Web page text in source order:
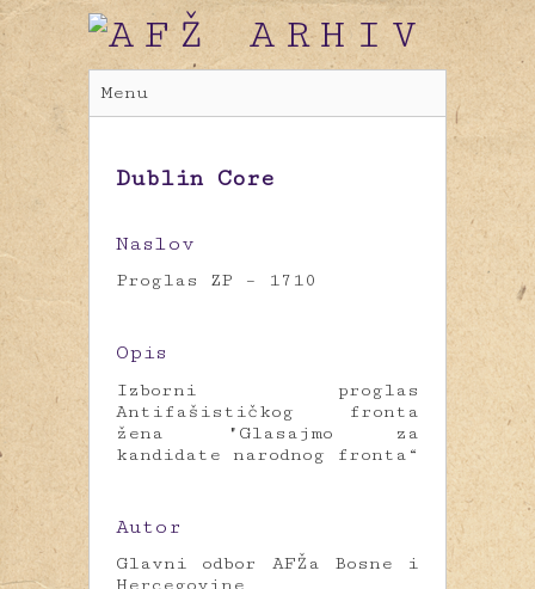
Menu
Dublin Core
Naslov
Proglas ZP – 1710
Opis
Izborni proglas
Antifašističkog fronta
žena "Glasajmo za
kandidate narodnog fronta“
Autor
Glavni odbor AFŽa Bosne i